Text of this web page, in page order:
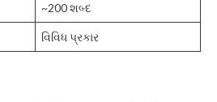
~200 શબ્દ
વિવિધ પ્રકાર